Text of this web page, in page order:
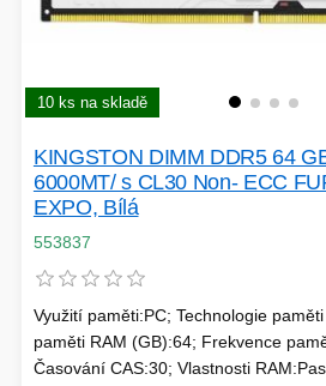
10 ks na skladě
KINGSTON DIMM DDR5 64
6000MT/ s CL30 Non- ECC
EXPO, Bílá
553837
Využití paměti:PC; Technologie
paměti RAM (GB):64; Frekvence
Časování CAS:30; Vlastnosti